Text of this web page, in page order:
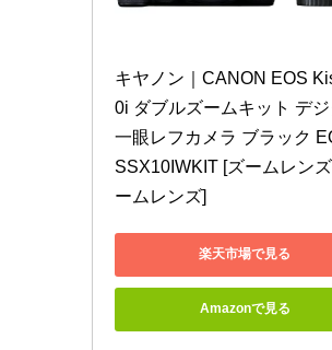
キヤノン｜CANON EOS
0i ダブルズームキット デ
一眼レフカメラ ブラック
SSX10IWKIT [ズームレン
ームレンズ]
楽天市場で見る
Amazonで見る